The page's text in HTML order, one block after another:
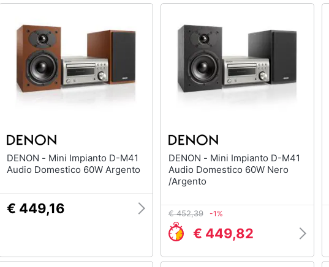
DENON - Mini Impianto D-M41
Audio Domestico 60W Argento
€ 449,16
DENON - Mini Impianto D-M41
Audio Domestico 60W Nero
/Argento
€ 452,39 -1%
€ 449,82